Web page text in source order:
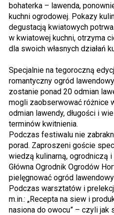
bohaterka – lawenda,
kuchni ogrodowej. Pokazy
degustacją kwiatowych
w kwiatowej kuchni, otrzyma
dla swoich własnych działań
Specjalnie na tegoroczną
romantyczny ogród
zostanie ponad 20 odmian
mogli zaobserwować różnice
odmian lawendy, długości i
terminów kwitnienia.
Podczas festiwalu nie
porad. Zaproszeni goście
wiedzą kulinarną, ogrodniczą
Główna Ogrodnik Ogrodów
pielęgnować ogród
Podczas warsztatów i
m.in.: „Recepta na siew i
nasiona do owocu” – czyli jak